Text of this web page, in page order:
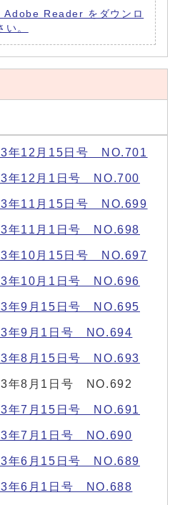
Adobe Reader をダウンロ
。
年12月15日号 NO.701
年12月1日号 NO.700
年11月15日号 NO.699
年11月1日号 NO.698
年10月15日号 NO.697
年10月1日号 NO.696
年9月15日号 NO.695
年9月1日号 NO.694
年8月15日号 NO.693
年8月1日号 NO.692
年7月15日号 NO.691
年7月1日号 NO.690
年6月15日号 NO.689
年6月1日号 NO.688